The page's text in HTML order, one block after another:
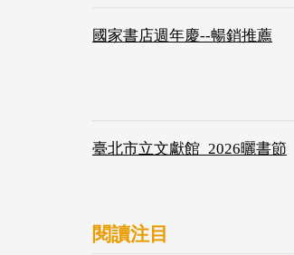
國家書店週年慶--暢銷推薦
臺北市立文獻館_2026曬書節
閱讀注目